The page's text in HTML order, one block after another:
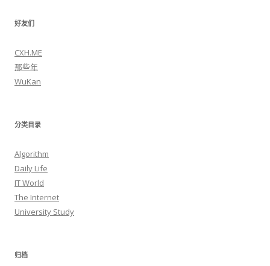
好友们
CXH.ME
那些年
WuKan
分类目录
Algorithm
Daily Life
IT World
The Internet
University Study
归档